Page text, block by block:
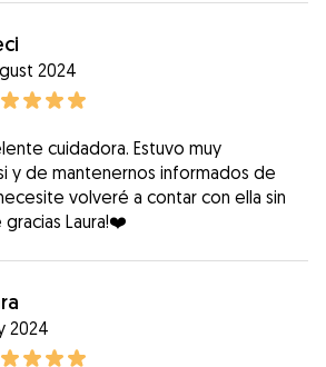
2024
cuidadora. Estuvo muy
y de mantenernos informados de
volveré a contar con ella sin
Laura!❤️
2024